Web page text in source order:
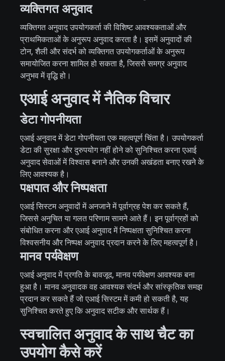
व्यक्तिगत अनुवाद
व्यक्तिगत अनुवाद उपयोगकर्ता की विशिष्ट आवश्यकताओं और
प्राथमिकताओं के अनुरूप अनुवाद करता है। इसमें अनुवादों की
टोन, शैली और संदर्भ को व्यक्तिगत उपयोगकर्ताओं के अनुरूप
समायोजित करना शामिल हो सकता है, जिससे समग्र अनुवाद
अनुभव में वृद्धि हो।
एआई अनुवाद में नैतिक विचार
डेटा गोपनीयता
एआई अनुवाद में डेटा गोपनीयता एक महत्वपूर्ण चिंता है। उपयोगकर्ता
डेटा की सुरक्षा और दुरुपयोग नहीं होने को सुनिश्चित करना एआई
अनुवाद सेवाओं में विश्वास बनाने और उनकी अखंडता बनाए रखने के
लिए आवश्यक है।
पक्षपात और निष्पक्षता
एआई सिस्टम अनुवादों में अनजाने में पूर्वाग्रह पेश कर सकते हैं,
जिससे अनुचित या गलत परिणाम सामने आते हैं। इन पूर्वाग्रहों को
संबोधित करना और एआई अनुवाद में निष्पक्षता सुनिश्चित करना
विश्वसनीय और निष्पक्ष अनुवाद प्रदान करने के लिए महत्वपूर्ण है।
मानव पर्यवेक्षण
एआई अनुवाद में प्रगति के बावजूद, मानव पर्यवेक्षण आवश्यक बना
हुआ है। मानव अनुवादक वह आवश्यक संदर्भ और सांस्कृतिक समझ
प्रदान कर सकते हैं जो एआई सिस्टम में कमी हो सकती है, यह
सुनिश्चित करते हुए कि अनुवाद सटीक और सार्थक हैं।
स्वचालित अनुवाद के साथ चैट का
उपयोग कैसे करें